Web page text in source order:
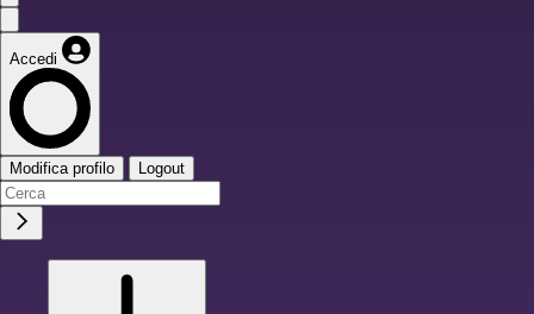
Accedi
Modifica profilo Logout